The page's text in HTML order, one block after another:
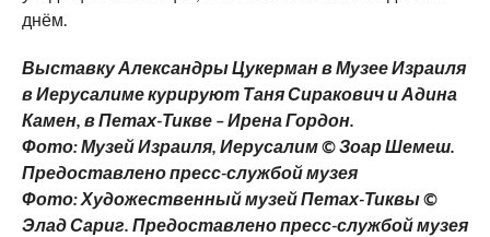
днём.
Выставку Александры Цукерман в Музее Израиля
в Иерусалиме курируют Таня Сиракович и Адина
Камен, в Петах-Тикве – Ирена Гордон.
Фото: Музей Израиля, Иерусалим © Зоар Шемеш.
Предоставлено пресс-службой музея
Фото: Художественный музей Петах-Тиквы ©
Элад Сариг. Предоставлено пресс-службой музея